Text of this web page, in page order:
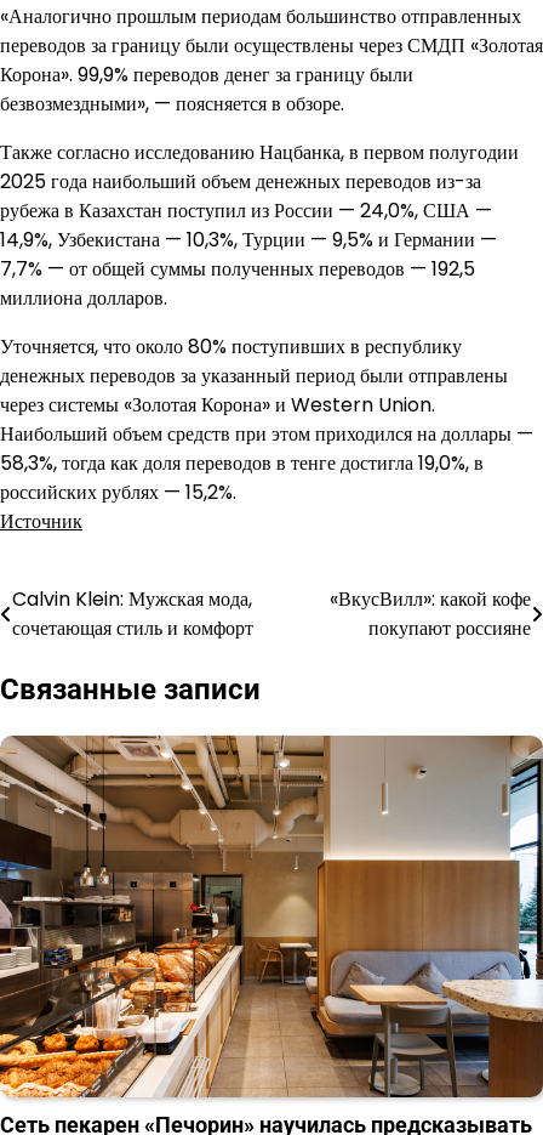
«Аналогично прошлым периодам большинство отправленных
переводов за границу были осуществлены через СМДП «Золотая
Корона». 99,9% переводов денег за границу были
безвозмездными», — поясняется в обзоре.
Также согласно исследованию Нацбанка, в первом полугодии
2025 года наибольший объем денежных переводов из-за
рубежа в Казахстан поступил из России — 24,0%, США —
14,9%, Узбекистана — 10,3%, Турции — 9,5% и Германии —
7,7% — от общей суммы полученных переводов — 192,5
миллиона долларов.
Уточняется, что около 80% поступивших в республику
денежных переводов за указанный период были отправлены
через системы «Золотая Корона» и Western Union.
Наибольший объем средств при этом приходился на доллары —
58,3%, тогда как доля переводов в тенге достигла 19,0%, в
российских рублях — 15,2%.
Источник
Навигация
записям
Calvin Klein: Мужская мода,
сочетающая стиль и комфорт
«ВкусВилл»: какой кофе
покупают россияне
Связанные записи
Сеть пекарен «Печорин» научилась предсказывать